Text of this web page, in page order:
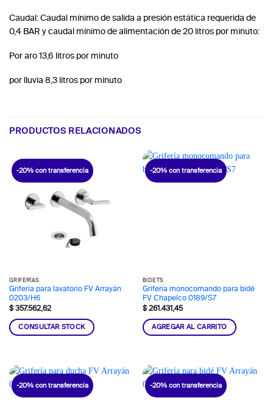
Caudal: Caudal mínimo de salida a presión estática requerida de
0,4 BAR y caudal mínimo de alimentación de 20 litros por minuto:
Por aro 13,6 litros por minuto
por lluvia 8,3 litros por minuto
PRODUCTOS RELACIONADOS
-20% con transferencia
GRIFERÍAS
Grifería para lavatorio FV Arrayán
0203/H6
$357.562,62
CONSULTAR STOCK
-20% con transferencia
BIDETS
Grifería monocomando para bidé
FV Chapelco 0189/S7
$261.431,45
AGREGAR AL CARRITO
-20% con transferencia -20% con transferencia